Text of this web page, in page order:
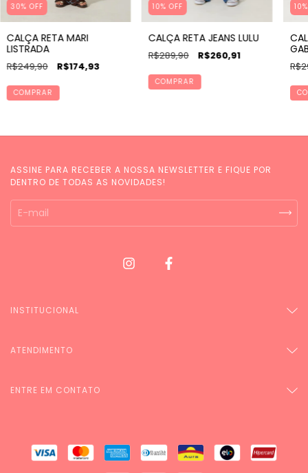
30% OFF
CALÇA RETA MARI
LISTRADA
R$249,90 R$174,93
COMPRAR
10% OFF
CALÇA RETA JEANS LULU
R$289,90 R$260,91
COMPRAR
ASSINE PARA RECEBER A NOSSA NEWSLETTER E FIQUE POR
DENTRO DE TODAS AS NOVIDADES!
INSTITUCIONAL
ATENDIMENTO
ENTRE EM CONTATO